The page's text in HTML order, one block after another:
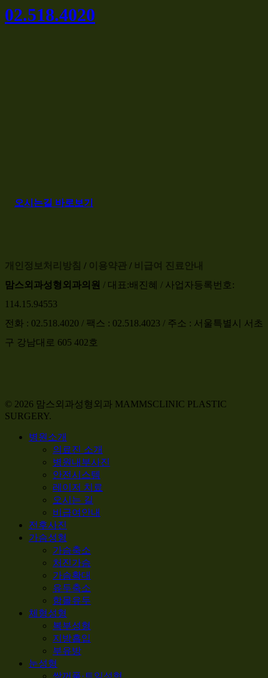
02.518.4020
오시 는길 바로보기
개인정보처리방침 / 이용약관 / 비급여 진료안내
맘스외과성형외과의원 / 대표:배진혜 / 사업자등록번호:
114.15.94553
전화 : 02.518.4020 / 팩스 : 02.518.4023 / 주소 : 서울특별시 서초
구 강남대로 605 402호
© 2026 맘스외과성형외과 MAMMSCLINIC PLASTIC
SURGERY.
Close
병원소개
의료진 소개
병원내부사진
안전시스템
레이저 치료
오시는 길
비급여안내
전후사진
가슴성형
가슴축소
처진가슴
가슴확대
유두축소
함몰유두
체형성형
복부성형
지방흡입
부유방
눈성형